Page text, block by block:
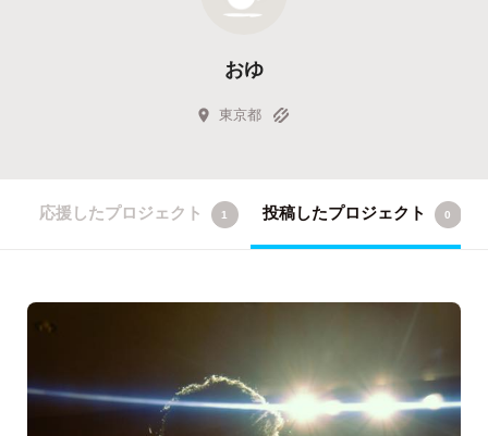
おゆ
東京都
応援したプロジェクト 1 投稿したプロジェクト 0